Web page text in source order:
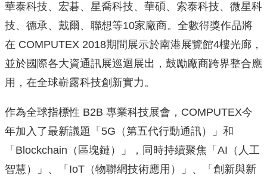
華泰科技、宏碁、星喬科技、華碩、索泰科技、微星科
技、德承、戴爾、聯想等10家廠商。全數得獎作品將
在 COMPUTEX 2018期間展示於南港展覽館4樓光廊，
並於國際各大資通訊展巡迴展出，鼓勵廠商跨界整合應
用，在全球嶄露科技創新實力。
作為全球指標性 B2B 專業科技展會，COMPUTEX今
年加入了最新議題「5G（第五代行動通訊）」和
「Blockchain（區塊鏈）」，同時持續聚焦「AI（人工
智慧）」、「IoT（物聯網技術應用）」、「創新與新